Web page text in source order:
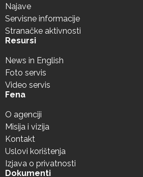
Najave
Servisne informacije
Stranačke aktivnosti
Resursi
News in English
Foto servis
Video servis
Fena
O agenciji
Misija i vizija
Kontakt
Uslovi korištenja
Izjava o privatnosti
Dokumenti